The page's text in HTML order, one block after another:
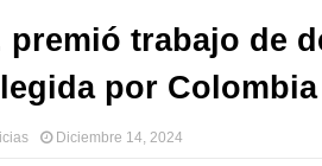
premió trabajo de
por Colombia
Diciembre 14, 2024